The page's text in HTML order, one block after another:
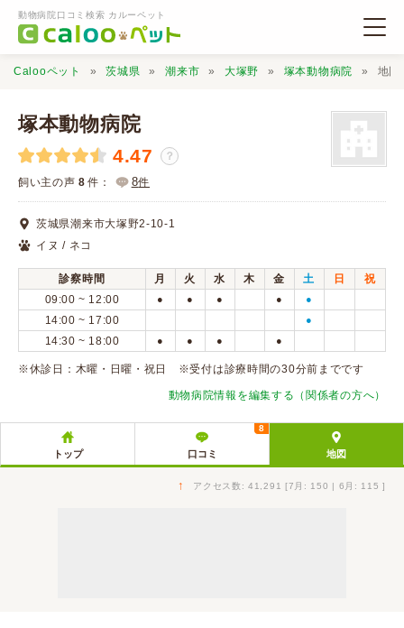
動物病院口コミ検索 カルーペット
動物病院検索
口コミ検索
Calooペットとは？
口コミ投稿
Calooペット 茨城県 潮来市 大塚野 塚本動物病院 地図
塚本動物病院
4.47 ？
飼い主の声 8 件： 8件
茨城県潮来市大塚野2-10-1
イヌ / ネコ
診察時間 月 火 水 木 金 土 日
祝
09:00 ~ 12:00
● ● ● ● ●
14:00 ~ 17:00 ●
14:30 ~ 18:00 ● ● ● ●
※休診日：木曜・日曜・祝日 ※受付は診療時間の30分前までです
動物病院情報を編集する（関係者の方へ）
トップ 口コミ
8
地図
↑ アクセス数: 41,291 [7月: 150 | 6月: 115 ]